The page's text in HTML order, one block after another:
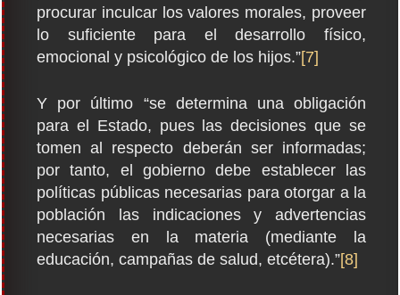
procurar inculcar los valores morales, proveer
lo suficiente para el desarrollo físico,
emocional y psicológico de los hijos.”[7]
Y por último “se determina una obligación
para el Estado, pues las decisiones que se
tomen al respecto deberán ser informadas;
por tanto, el gobierno debe establecer las
políticas públicas necesarias para otorgar a la
población las indicaciones y advertencias
necesarias en la materia (mediante la
educación, campañas de salud, etcétera).”[8]